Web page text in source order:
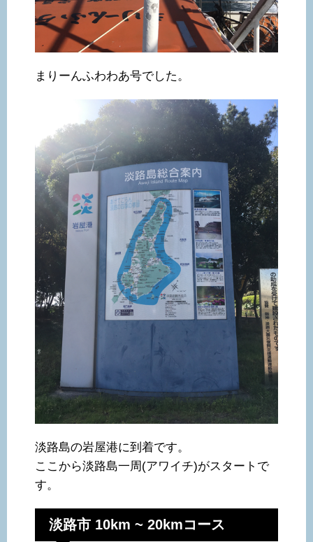
まりーんふわわあ号でした。
淡路島の岩屋港に到着です。
ここから淡路島一周(アワイチ)がスタートで
す。
淡路市 10km ~ 20kmコース